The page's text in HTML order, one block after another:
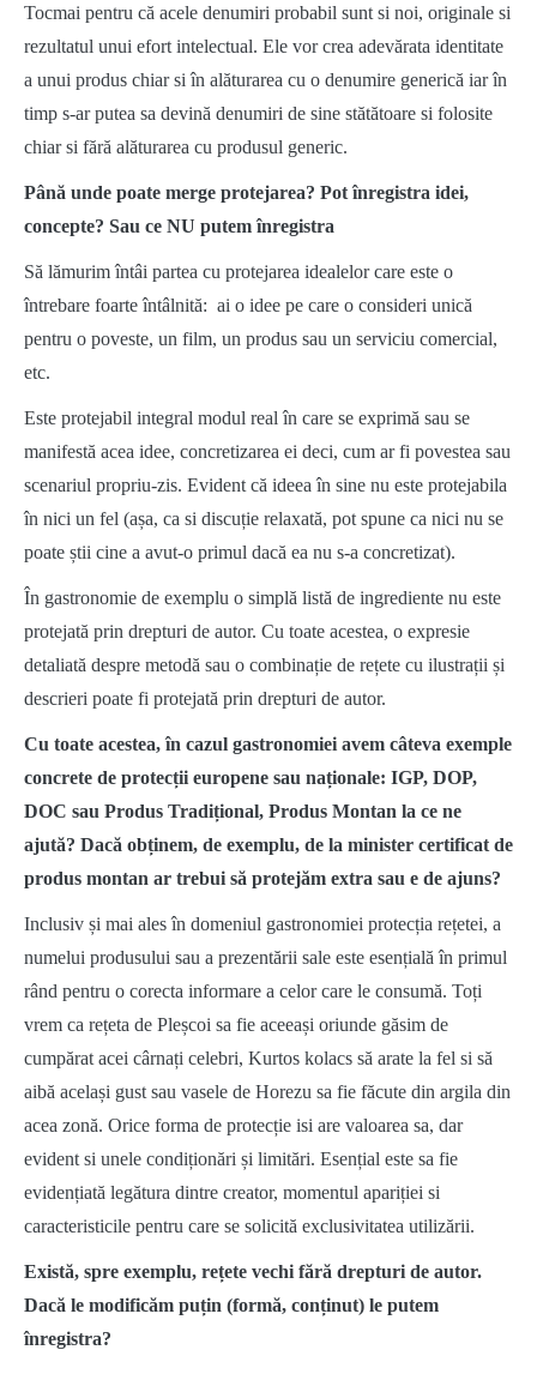
Tocmai pentru că acele denumiri probabil sunt si noi, originale si
rezultatul unui efort intelectual. Ele vor crea adevărata identitate
a unui produs chiar si în alăturarea cu o denumire generică iar în
timp s-ar putea sa devină denumiri de sine stătătoare si folosite
chiar si fără alăturarea cu produsul generic.
Până unde poate merge protejarea? Pot înregistra idei,
concepte? Sau ce NU putem înregistra
Să lămurim întâi partea cu protejarea idealelor care este o
întrebare foarte întâlnită: ai o idee pe care o consideri unică
pentru o poveste, un film, un produs sau un serviciu comercial,
etc.
Este protejabil integral modul real în care se exprimă sau se
manifestă acea idee, concretizarea ei deci, cum ar fi povestea sau
scenariul propriu-zis. Evident că ideea în sine nu este protejabila
în nici un fel (așa, ca si discuție relaxată, pot spune ca nici nu se
poate știi cine a avut-o primul dacă ea nu s-a concretizat).
În gastronomie de exemplu o simplă listă de ingrediente nu este
protejată prin drepturi de autor. Cu toate acestea, o expresie
detaliată despre metodă sau o combinație de rețete cu ilustrații și
descrieri poate fi protejată prin drepturi de autor.
Cu toate acestea, în cazul gastronomiei avem câteva exemple
concrete de protecții europene sau naționale: IGP, DOP,
DOC sau Produs Tradițional, Produs Montan la ce ne
ajută? Dacă obținem, de exemplu, de la minister certificat de
produs montan ar trebui să protejăm extra sau e de ajuns?
Inclusiv și mai ales în domeniul gastronomiei protecția rețetei, a
numelui produsului sau a prezentării sale este esențială în primul
rând pentru o corecta informare a celor care le consumă. Toți
vrem ca rețeta de Pleșcoi sa fie aceeași oriunde găsim de
cumpărat acei cârnați celebri, Kurtos kolacs să arate la fel si să
aibă același gust sau vasele de Horezu sa fie făcute din argila din
acea zonă. Orice forma de protecție isi are valoarea sa, dar
evident si unele condiționări și limitări. Esențial este sa fie
evidențiată legătura dintre creator, momentul apariției si
caracteristicile pentru care se solicită exclusivitatea utilizării.
Există, spre exemplu, rețete vechi fără drepturi de autor.
Dacă le modificăm puțin (formă, conținut) le putem
înregistra?